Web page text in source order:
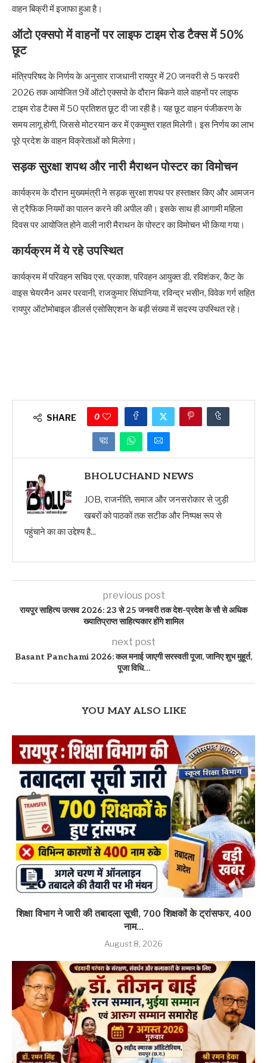
वाहन बिक्री में इजाफा हुआ है।
ऑटो एक्सपो में वाहनों पर लाइफ टाइम रोड टैक्स में 50%
छूट
मंत्रिपरिषद के निर्णय के अनुसार राजधानी रायपुर में 20 जनवरी से 5 फरवरी
2026 तक आयोजित 9वें ऑटो एक्सपो के दौरान बिकने वाले वाहनों पर लाइफ
टाइम रोड टैक्स में 50 प्रतिशत छूट दी जा रही है। यह छूट वाहन पंजीकरण के
समय लागू होगी, जिससे मोटरयान कर में एकमुश्त राहत मिलेगी। इस निर्णय का लाभ
पूरे प्रदेश के वाहन विक्रेताओं को मिलेगा।
सड़क सुरक्षा शपथ और नारी मैराथन पोस्टर का विमोचन
कार्यक्रम के दौरान मुख्यमंत्री ने सड़क सुरक्षा शपथ पर हस्ताक्षर किए और आमजन
से ट्रैफिक नियमों का पालन करने की अपील की। इसके साथ ही आगामी महिला
दिवस पर आयोजित होने वाली नारी मैराथन के पोस्टर का विमोचन भी किया गया।
कार्यक्रम में ये रहे उपस्थित
कार्यक्रम में परिवहन सचिव एस. प्रकाश, परिवहन आयुक्त डी. रविशंकर, कैट के
वाइस चेयरमैन अमर परवानी, राजकुमार सिंघानिया, रविन्द्र भसीन, विवेक गर्ग सहित
रायपुर ऑटोमोबाइल डीलर्स एसोसिएशन के बड़ी संख्या में सदस्य उपस्थित रहे।
SHARE 0
BHOLUCHAND NEWS
JOB, राजनीति, समाज और जनसरोकार से जुड़ी
खबरों को पाठकों तक सटीक और निष्पक्ष रूप से
पहुंचाने का का उद्देश्य है...
previous post
रायपुर साहित्य उत्सव 2026: 23 से 25 जनवरी तक देश-प्रदेश के सौ से अधिक
ख्यातिप्राप्त साहित्यकार होंगे शामिल
next post
Basant Panchami 2026: कल मनाई जाएगी सरस्वती पूजा, जानिए शुभ मुहूर्त,
पूजा विधि…
YOU MAY ALSO LIKE
शिक्षा विभाग ने जारी की तबादला सूची, 700 शिक्षकों के ट्रांसफर, 400
नाम...
August 8, 2026